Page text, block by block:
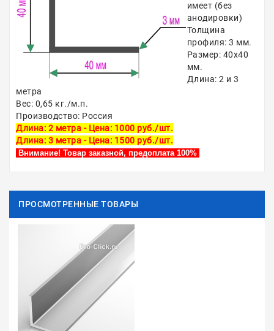
имеет (без
анодировки)
Толщина
профиля: 3 мм.
Размер: 40х40
мм.
Длина: 2 и 3
метра
Вес: 0,65 кг./м.п.
Производство: Россия
Длина: 2 метра - Цена: 1000 руб./шт.
Длина: 3 метра - Цена: 1500 руб./шт.
Внимание! Товар заказной, предоплата 100%
ПРОСМОТРЕННЫЕ ТОВАРЫ